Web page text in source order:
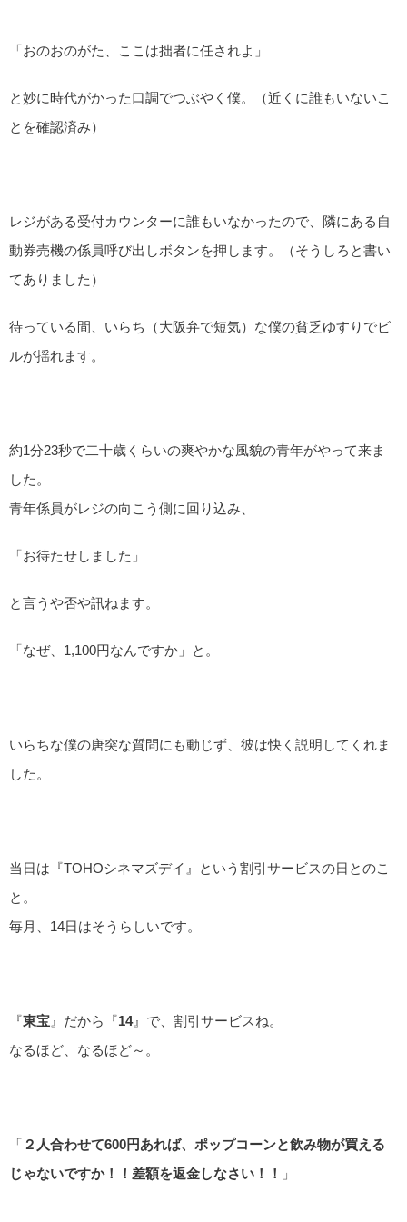
「おのおのがた、ここは拙者に任されよ」
と妙に時代がかった口調でつぶやく僕。（近くに誰もいないこ
とを確認済み）
レジがある受付カウンターに誰もいなかったので、隣にある自
動券売機の係員呼び出しボタンを押します。（そうしろと書い
てありました）
待っている間、いらち（大阪弁で短気）な僕の貧乏ゆすりでビ
ルが揺れます。
約1分23秒で二十歳くらいの爽やかな風貌の青年がやって来ま
した。
青年係員がレジの向こう側に回り込み、
「お待たせしました」
と言うや否や訊ねます。
「なぜ、1,100円なんですか」と。
いらちな僕の唐突な質問にも動じず、彼は快く説明してくれま
した。
当日は『TOHOシネマズデイ』という割引サービスの日とのこ
と。
毎月、14日はそうらしいです。
『東宝 』だから『14』で、割引サービスね。
なるほど、なるほど～。
「 ２人合わせて600円あれば、ポップコーンと飲み物が買える
じゃないですか！！差額を返金しなさい！！
」